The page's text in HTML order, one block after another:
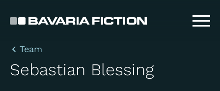
zum
Team
Sebastian Blessing